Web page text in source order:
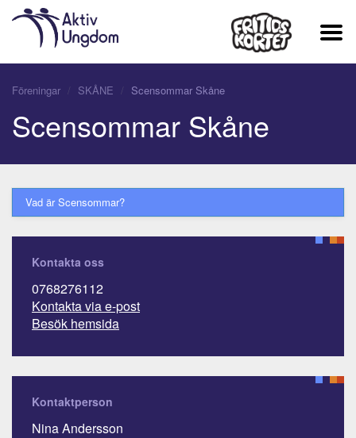
Föreningar SKÅNE Scensommar Skåne
Scensommar Skåne
Vad är Scensommar?
Kontakta oss
0768276112
Kontakta via e-post
Besök hemsida
Kontaktperson
Nina Andersson